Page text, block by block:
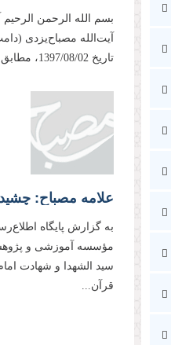
بسم الله الرحمن
آیت‌الله مصباح‌یزدی
تاریخ 1397/08/02، مطابق با چهاردهم صفر1440 ایراد فرموده‌اند. باشد...
علامه مصباح:
به گزارش پایگاه
مؤسسه آموزشی و
سید الشهدا و شهادت
قرآن...